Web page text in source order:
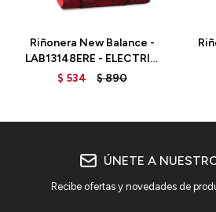
Riñonera New Balance -
LAB13148ERE - ELECTRIC
RED
$ 534 $890
ÚNETE A
Recibe ofertas y novedades de